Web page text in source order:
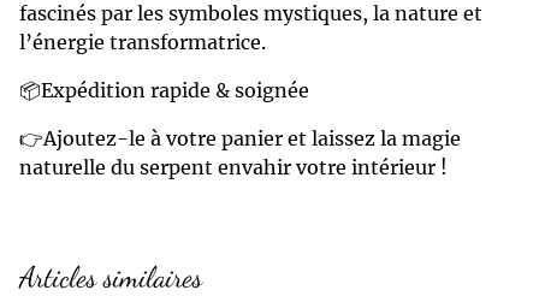
fascinés par les symboles mystiques, la nature et
l’énergie transformatrice.
📦Expédition rapide & soignée
👉Ajoutez-le à votre panier et laissez la magie
naturelle du serpent envahir votre intérieur !
Articles similaires